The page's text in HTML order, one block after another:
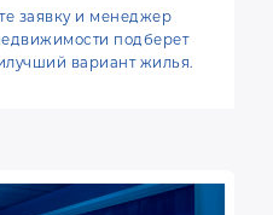
заявку и менеджер
подберет
вариант жилья.